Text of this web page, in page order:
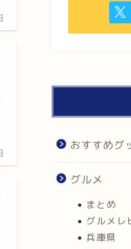
おすすめグ
グルメ
まとめ
グルメレ
兵庫県